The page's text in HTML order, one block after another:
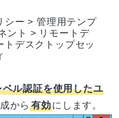
シー > 管理用テンプ
ント > リモートデ
トデスクトップセッ
ル認証を使用したユ
から有効にします。